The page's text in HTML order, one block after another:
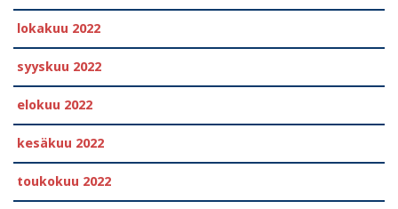
lokakuu 2022
syyskuu 2022
elokuu 2022
kesäkuu 2022
toukokuu 2022